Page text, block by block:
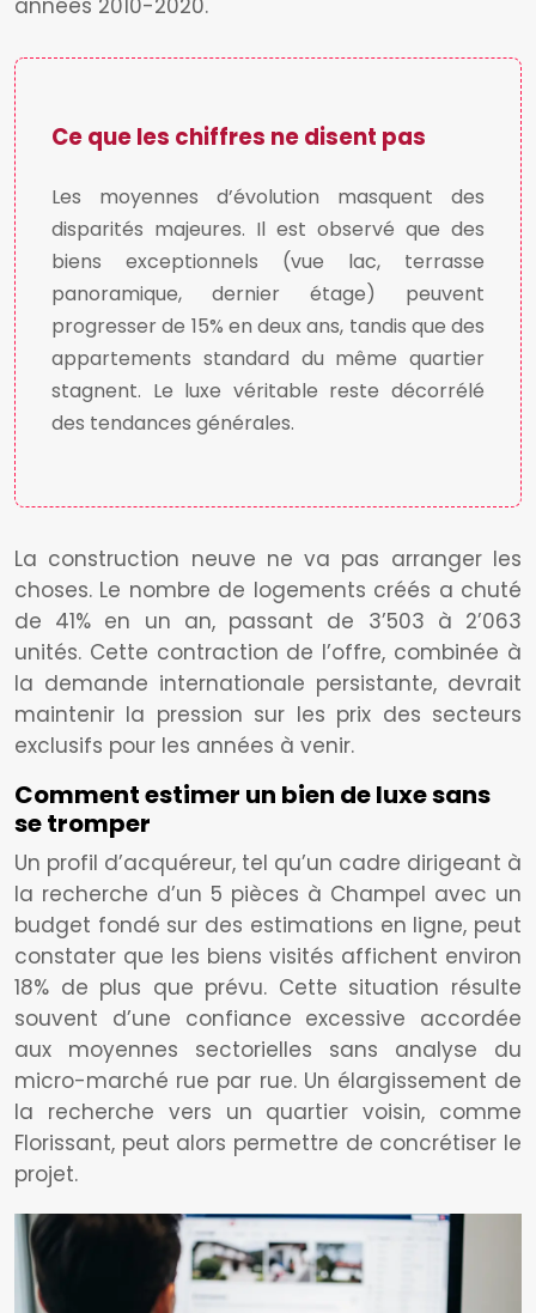
années 2010-2020.
Ce que les chiffres ne disent pas
Les moyennes d’évolution masquent des
disparités majeures. Il est observé que des
biens exceptionnels (vue lac, terrasse
panoramique, dernier étage) peuvent
progresser de 15% en deux ans, tandis que des
appartements standard du même quartier
stagnent. Le luxe véritable reste décorrélé
des tendances générales.
La construction neuve ne va pas arranger les
choses. Le nombre de logements créés a chuté
de 41% en un an, passant de 3’503 à 2’063
unités. Cette contraction de l’offre, combinée à
la demande internationale persistante, devrait
maintenir la pression sur les prix des secteurs
exclusifs pour les années à venir.
Comment estimer un bien de luxe sans
se tromper
Un profil d’acquéreur, tel qu’un cadre dirigeant à
la recherche d’un 5 pièces à Champel avec un
budget fondé sur des estimations en ligne, peut
constater que les biens visités affichent environ
18% de plus que prévu. Cette situation résulte
souvent d’une confiance excessive accordée
aux moyennes sectorielles sans analyse du
micro-marché rue par rue. Un élargissement de
la recherche vers un quartier voisin, comme
Florissant, peut alors permettre de concrétiser le
projet.